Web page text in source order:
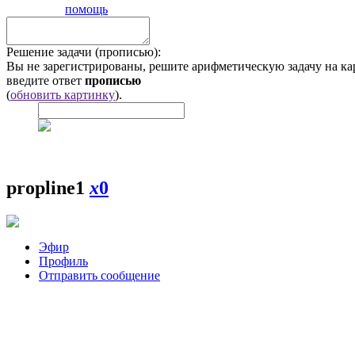
помощь
Решение задачи (прописью):
Вы не зарегистрированы, решите арифметическую задачу на
введите ответ прописью
(обновить картинку).
propline1x0
Эфир
Профиль
Отправить сообщение